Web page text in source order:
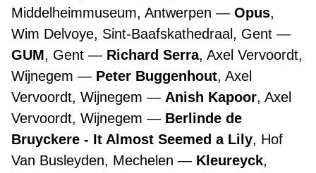
Middelheimmuseum, Antwerpen
Opus,
Wim Delvoye, Sint-Baafskathedraal, Gent
GUM, Gent Richard Serra, Axel Vervoordt,
Wijnegem
Peter Buggenhout, Axel
Vervoordt, Wijnegem
Anish Kapoor, Axel
Vervoordt, Wijnegem
Berlinde de
Bruyckere - It Almost Seemed a Lily, Hof
Van Busleyden, Mechelen
Kleureyck,